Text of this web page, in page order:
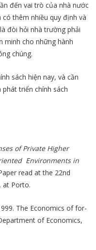
đến vai trò của nhà nước
có thêm nhiều quy định và
đòi hỏi nhà trường phải
minh cho những hành
chúng.
sách hiện nay, và cần
triển chính sách
of Private Higher
Environments in
read at the 22nd
at Porto.
The Economics of for-
of Economics,